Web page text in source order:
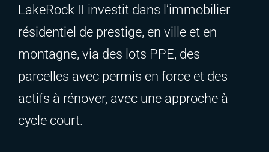
LakeRock II investit dans l’immobilier
résidentiel de prestige, en ville et en
montagne, via des lots PPE, des
parcelles avec permis en force et des
actifs à rénover, avec une approche à
cycle court.